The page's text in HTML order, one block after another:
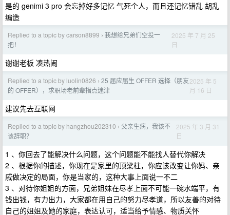
是的 genimi 3 pro 会忘掉好多记忆 气死个人，而且还记忆错乱 胡乱
编造
Replied to a topic by carson8899 › 我想给兄弟们空投一
把！
2025 年 7 月 25
日
谢谢老板 凑热闹
Replied to a topic by luolin0826 › 25 届应届生 OFFER 选择（朋友
的 OFFER），求职场老前辈指点迷津
2025 年 5
月 16 日
建议先去互联网
Replied to a topic by hangzhou202310 › 父亲生病，我该不
该辞职？
2025 年 3 月 31
日
1 、你回去了能解决什么问题，这个问题能不能找人替代你解决
2 、根据你的描述，你现在是家里的顶梁柱，你应该改变让你妈、亲
戚做决定的局面，你是当家的，这种大事上面说一不二
3 、对待你姐姐的方面，兄弟姐妹在尽孝上面不可能一碗水端平，有
钱出钱，有力出力，大家都在用自己的努力尽孝道，所以友善的对待
自己的姐姐及她的家庭，表达认可，适当给予情感、物质关怀